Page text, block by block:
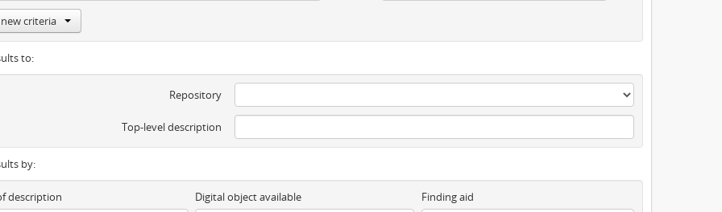
criteria
to:
Repository
Top-level description
by:
description Digital object available Finding aid